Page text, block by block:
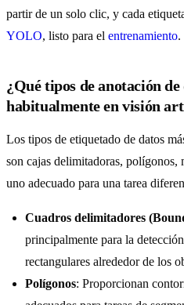
partir de un solo clic, y cada
YOLO, listo para el entrenamiento.
¿Qué tipos de anotación
habitualmente en visión
Los tipos de etiquetado de datos
son cajas delimitadoras, polígonos,
uno adecuado para una tarea
Cuadros delimitadores
principalmente para la
rectangulares alrededor de los
Polígonos: Proporcionan